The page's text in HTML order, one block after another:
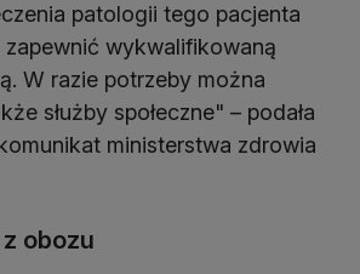
patologii tego pacjenta
wykwalifikowaną
W razie potrzeby można
służby społeczne" – podała
ministerstwa zdrowia
obozu